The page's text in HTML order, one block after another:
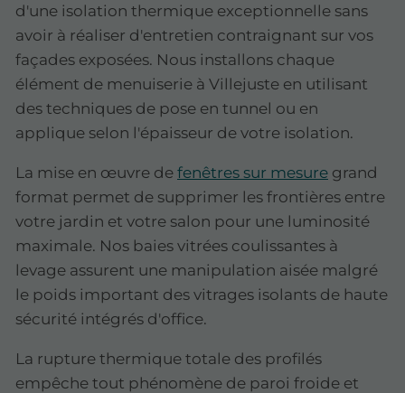
d'une isolation thermique exceptionnelle sans
avoir à réaliser d'entretien contraignant sur vos
façades exposées. Nous installons chaque
élément de menuiserie à Villejuste en utilisant
des techniques de pose en tunnel ou en
applique selon l'épaisseur de votre isolation.
La mise en œuvre de fenêtres sur mesure grand
format permet de supprimer les frontières entre
votre jardin et votre salon pour une luminosité
maximale. Nos baies vitrées coulissantes à
levage assurent une manipulation aisée malgré
le poids important des vitrages isolants de haute
sécurité intégrés d'office.
La rupture thermique totale des profilés
empêche tout phénomène de paroi froide et